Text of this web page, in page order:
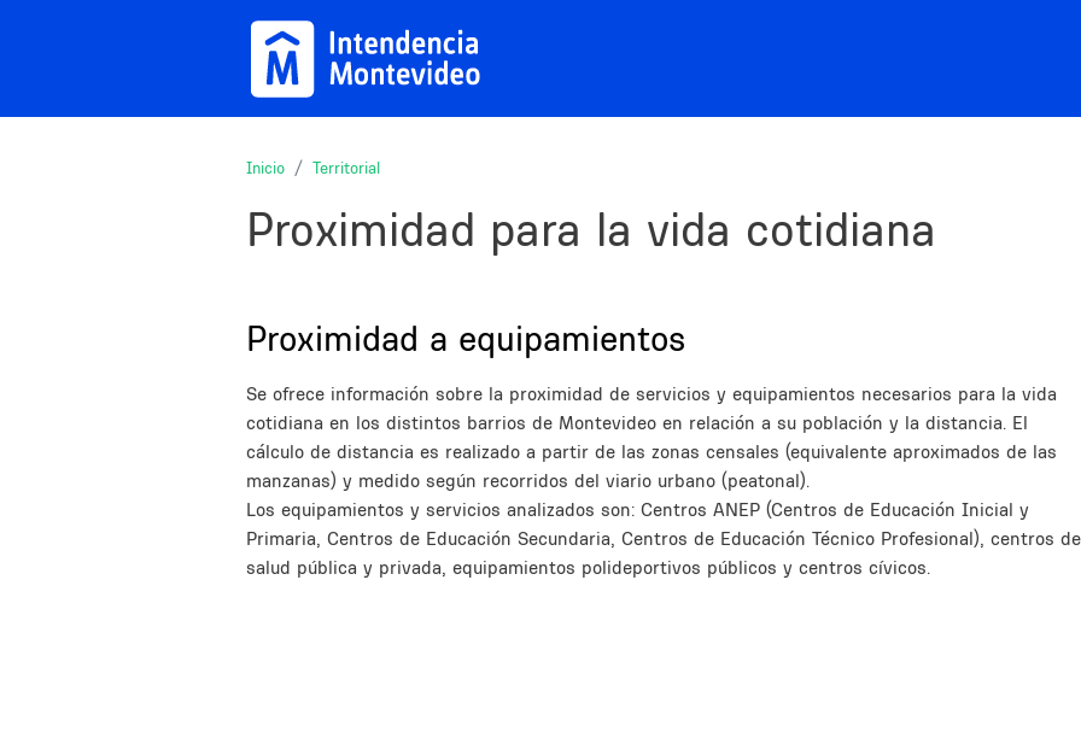
Inicio Territorial
Proximidad para la vida cotidiana
Proximidad a equipamientos
Description
Se ofrece información sobre la proximidad de servicios y equipamientos necesarios para la vida
cotidiana en los distintos barrios de Montevideo en relación a su población y la distancia. El
cálculo de distancia es realizado a partir de las zonas censales (equivalente aproximados de las
manzanas) y medido según recorridos del viario urbano (peatonal).
Los equipamientos y servicios analizados son: Centros ANEP (Centros de Educación Inicial y
Primaria, Centros de Educación Secundaria, Centros de Educación Técnico Profesional), centros de
salud pública y privada, equipamientos polideportivos públicos y centros cívicos.